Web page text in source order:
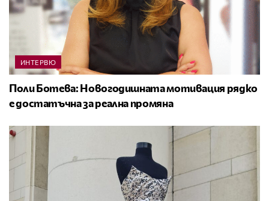
ИНТЕРВЮ
Поли Ботева: Новогодишната мотивация рядко
е достатъчна за реална промяна